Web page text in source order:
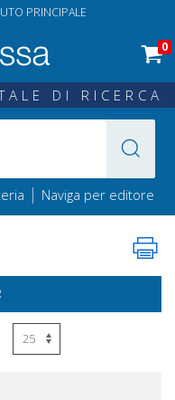
PRINCIPALE
0
DI RICERCA
| Naviga per editore